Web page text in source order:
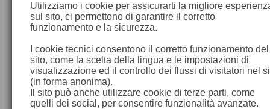
Utilizziamo i cookie per assicurarti la migliore
sul sito, ci permettono di garantire il corretto
funzionamento e la sicurezza.
I cookie tecnici consentono il corretto funzionamento del
sito, come la scelta della lingua e le impostazioni di
visualizzazione ed il controllo dei flussi di visitatori nel
(in forma anonima).
Il sito può anche utilizzare cookie di terze parti, come
quelli dei social, per consentire funzionalità avanzate.